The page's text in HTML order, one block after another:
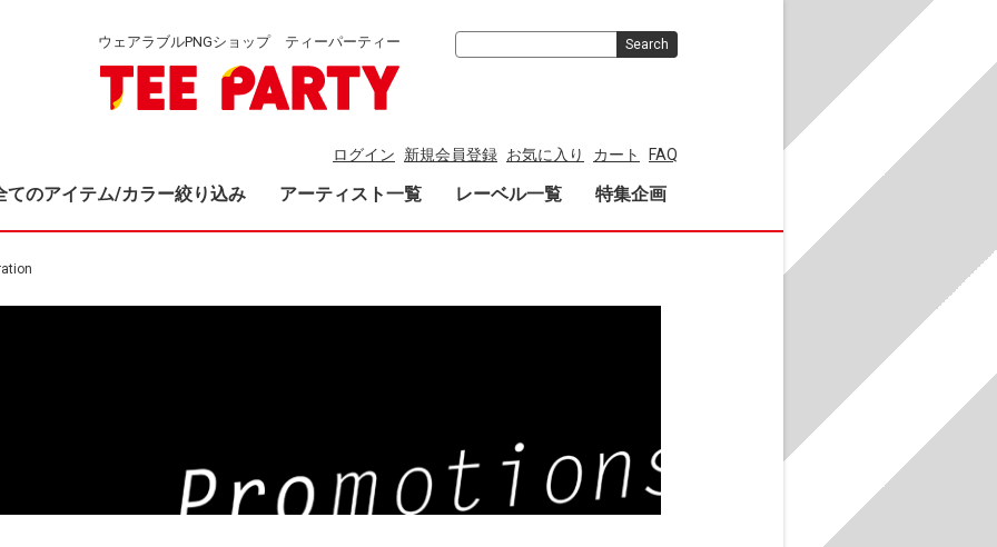
ウェアラブルPNGショップ ティーパーティー
ログイン 新規会員登録 お気に入り カート FAQ
てのアイテム/カラー絞り込み アーティスト一覧 レーベル一覧 特集企画
Search